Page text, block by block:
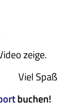
zeige.
Viel Spaß
buchen!